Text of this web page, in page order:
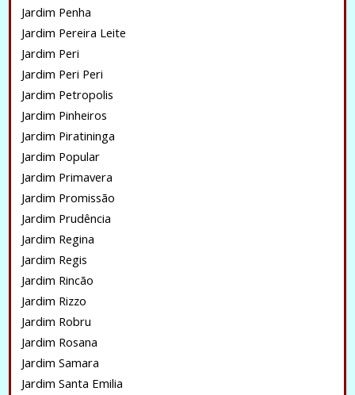
Jardim Penha
Jardim Pereira Leite
Jardim Peri
Jardim Peri Peri
Jardim Petropolis
Jardim Pinheiros
Jardim Piratininga
Jardim Popular
Jardim Primavera
Jardim Promissão
Jardim Prudência
Jardim Regina
Jardim Regis
Jardim Rincão
Jardim Rizzo
Jardim Robru
Jardim Rosana
Jardim Samara
Jardim Santa Emilia